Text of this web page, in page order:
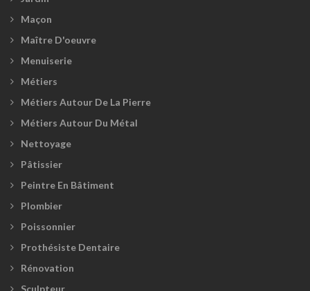
Maçon
Maître D'oeuvre
Menuiserie
Métiers
Métiers Autour De La Pierre
Métiers Autour Du Métal
Nettoyage
Pâtissier
Peintre En Bâtiment
Plombier
Poissonnier
Prothésiste Dentaire
Rénovation
Sculpteur